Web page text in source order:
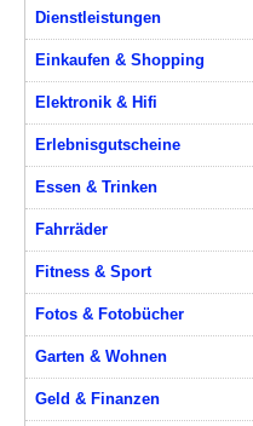
Dienstleistungen
Einkaufen & Shopping
Elektronik & Hifi
Erlebnisgutscheine
Essen & Trinken
Fahrräder
Fitness & Sport
Fotos & Fotobücher
Garten & Wohnen
Geld & Finanzen